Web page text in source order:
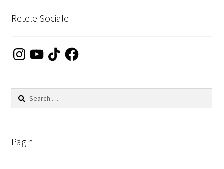
Retele Sociale
InstagramYouTubeTikTokFacebook
Search
Pagini